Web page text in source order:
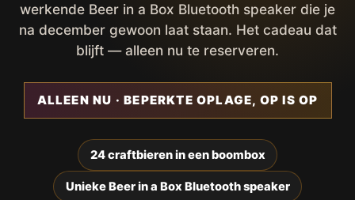
werkende Beer in a Box Bluetooth speaker die je
na december gewoon laat staan. Het cadeau dat
blijft — alleen nu te reserveren.
ALLEEN NU · BEPERKTE OPLAGE, OP IS OP
24 craftbieren in een boombox
Unieke Beer in a Box Bluetooth speaker